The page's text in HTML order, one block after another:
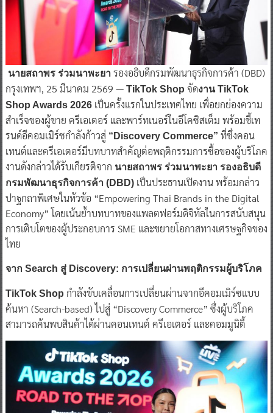
นายสถาพร ร่วมนาพะยา รองอธิบดีกรมพัฒนาธุรกิจการค้า (DBD)
กรุงเทพฯ, 25 มีนาคม 2569 — TikTok Shop จัดงาน TikTok
Shop Awards 2026เป็นครั้งแรกในประเทศไทย เพื่อยกย่องความ
สำเร็จของผู้ขาย ครีเอเตอร์ และพาร์ทเนอร์ในอีโคซิสเต็ม พร้อมชี้เท
รนด์อีคอมเมิร์ซกำลังก้าวสู่ “Discovery Commerce” ที่ซึ่งคอน
เทนต์และครีเอเตอร์มีบทบาทสำคัญต่อพฤติกรรมการซื้อของผู้บริโภค
งานดังกล่าวได้รับเกียรติจาก นายสถาพร ร่วมนาพะยา รองอธิบดี
กรมพัฒนาธุรกิจการค้า (DBD)เป็นประธานเปิดงาน พร้อมกล่าว
ปาฐกถาพิเศษในหัวข้อ “Empowering Thai Brands in the Digital
Economy” โดยเน้นย้ำบทบาทของแพลตฟอร์มดิจิทัลในการสนับสนุน
การเติบโตของผู้ประกอบการ SME และขยายโอกาสทางเศรษฐกิจของ
ไทย
จาก Search สู่ Discovery: การเปลี่ยนผ่านพฤติกรรมผู้บริโภค
TikTok Shop กำลังขับเคลื่อนการเปลี่ยนผ่านจากอีคอมเมิร์ซแบบ
ค้นหา (Search-based) ไปสู่ “Discovery Commerce” ซึ่งผู้บริโภค
สามารถค้นพบสินค้าได้ผ่านคอนเทนต์ ครีเอเตอร์ และคอมมูนิตี้